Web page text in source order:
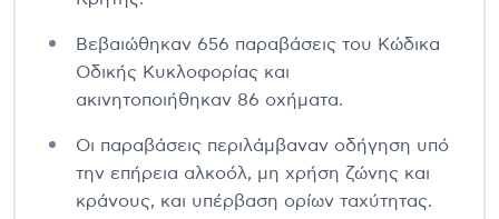
Βεβαιώθηκαν 656 παραβάσεις του Κώδικα
Οδικής Κυκλοφορίας και
ακινητοποιήθηκαν 86 οχήματα.
Οι παραβάσεις περιλάμβαναν οδήγηση υπό
την επήρεια αλκοόλ, μη χρήση ζώνης και
κράνους, και υπέρβαση ορίων ταχύτητας.